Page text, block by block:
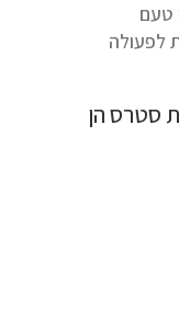
טעם
לפעולה
סטרס הן